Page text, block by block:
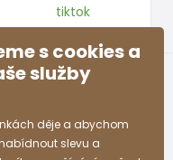
tiktok
s cookies a
služby
děje a abychom
slevu a